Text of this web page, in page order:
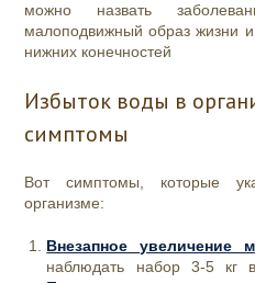
можно назвать
малоподвижный образ жизни
нижних конечностей
Избыток воды в
симптомы
Вот симптомы, которые
организме:
Внезапное увеличение
наблюдать набор 3-5 кг